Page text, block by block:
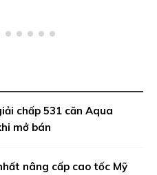
chấp 531 căn Aqua
mở bán
nâng cấp cao tốc Mỹ